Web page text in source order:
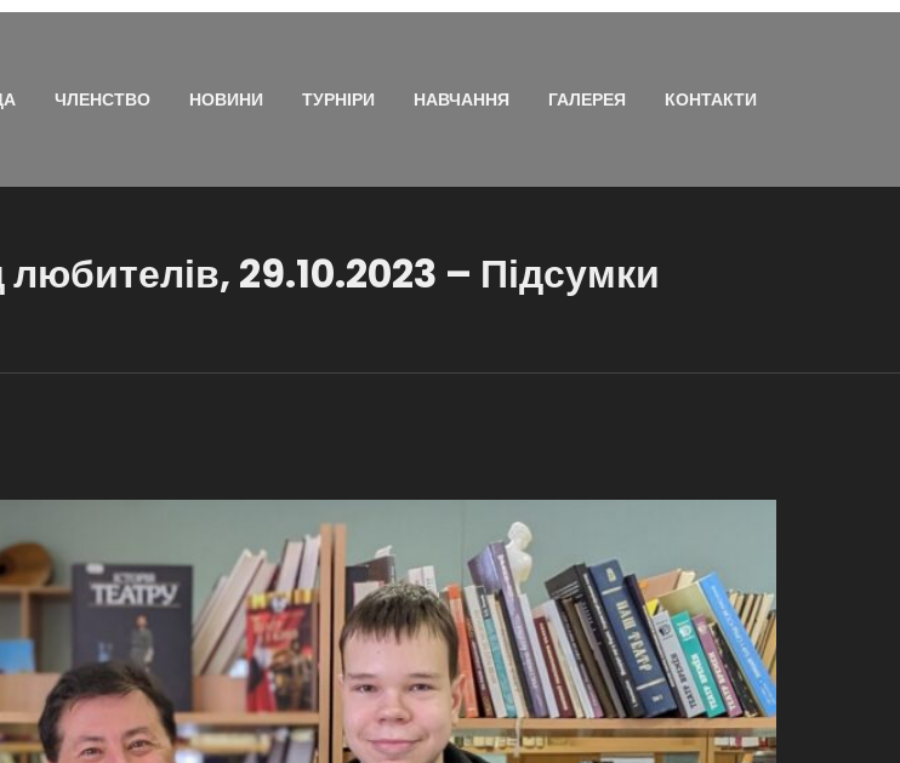
ЧЛЕНСТВО НОВИНИ ТУРНІРИ НАВЧАННЯ ГАЛЕРЕЯ КОНТАКТИ
29.10.2023 – Підсумки